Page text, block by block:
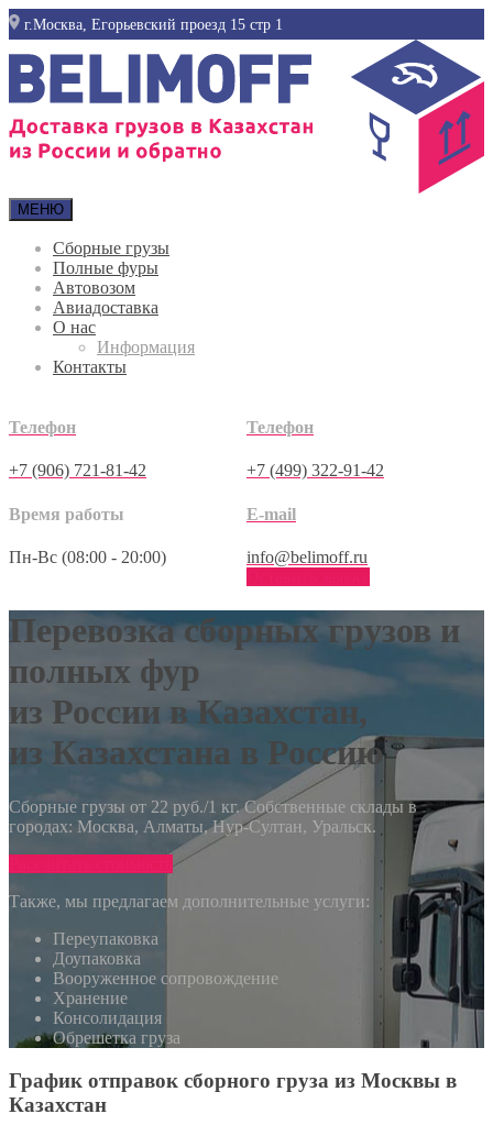
г.Москва, Егорьевский проезд 15 стр 1
МЕНЮ
Сборные грузы
Полные фуры
Автовозом
Авиадоставка
О нас
Информация
Контакты
Телефон
+7 (906) 721-81-42
Телефон
+7 (499) 322-91-42
Время работы
Пн-Вс (08:00 - 20:00)
E-mail
info@belimoff.ru
Перевозка сборных грузов и
полных фур
из России в Казахстан,
из Казахстана в Россию
Сборные грузы от 22 руб./1 кг. Собственные склады в
городах: Москва, Алматы, Нур-Султан, Уральск.
Также, мы предлагаем дополнительные услуги:
Переупаковка
Доупаковка
Вооруженное сопровождение
Хранение
Консолидация
Обрешетка груза
График отправок сборного груза из Москвы в
Казахстан